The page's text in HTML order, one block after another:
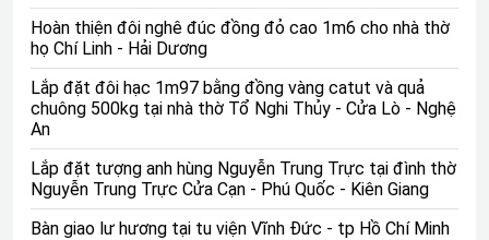
chúng tôi.
Hoàn thiện đôi nghê đúc đồng đỏ cao 1m6 cho nhà thờ
họ Chí Linh - Hải Dương
Lắp đặt đôi hạc 1m97 bằng đồng vàng catut và quả
chuông 500kg tại nhà thờ Tổ Nghi Thủy - Cửa Lò - Nghệ
An
Lắp đặt tượng anh hùng Nguyễn Trung Trực tại đình thờ
Nguyễn Trung Trực Cửa Cạn - Phú Quốc - Kiên Giang
Bàn giao lư hương tại tu viện Vĩnh Đức - tp Hồ Chí Minh